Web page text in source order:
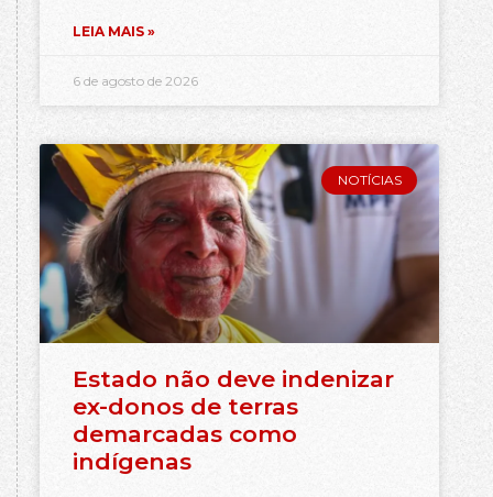
LEIA MAIS »
6 de agosto de 2026
NOTÍCIAS
Estado não deve indenizar
ex-donos de terras
demarcadas como
indígenas